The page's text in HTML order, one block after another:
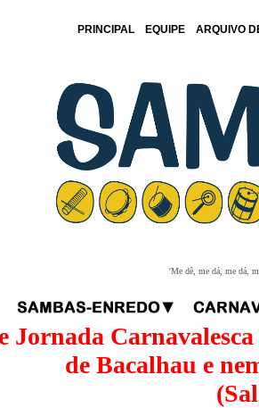
PRINCIPAL EQUIPE ARQUIVO
'Me dê, me dá, me dá,
Jornada
de Bacalhau e